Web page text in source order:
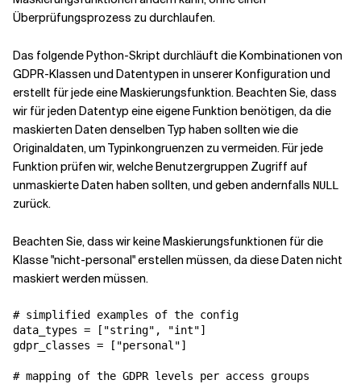
Überprüfungsprozess zu durchlaufen.
Das folgende Python-Skript durchläuft die Kombinationen von
GDPR-Klassen und Datentypen in unserer Konfiguration und
erstellt für jede eine Maskierungsfunktion. Beachten Sie, dass
wir für jeden Datentyp eine eigene Funktion benötigen, da die
maskierten Daten denselben Typ haben sollten wie die
Originaldaten, um Typinkongruenzen zu vermeiden. Für jede
Funktion prüfen wir, welche Benutzergruppen Zugriff auf
unmaskierte Daten haben sollten, und geben andernfalls NULL
zurück.
Beachten Sie, dass wir keine Maskierungsfunktionen für die
Klasse "nicht-personal" erstellen müssen, da diese Daten nicht
maskiert werden müssen.
# simplified examples of the config
data_types = ["string", "int"]
gdpr_classes = ["personal"]
# mapping of the GDPR levels per access groups